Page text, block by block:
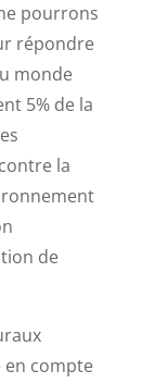
pourrons
répondre
monde
5% de la
la
de
en compte